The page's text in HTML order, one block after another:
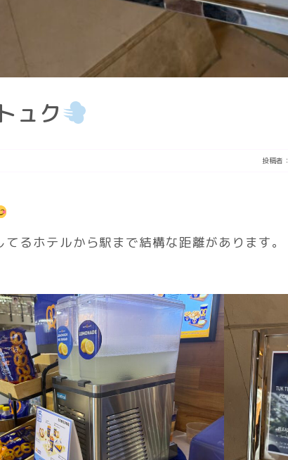
ュク
投稿者：
てるホテルから駅まで結構な距離があります。